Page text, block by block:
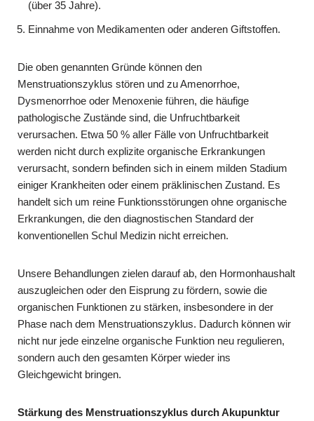
(über 35 Jahre).
Einnahme von Medikamenten oder anderen Giftstoffen.
Die oben genannten Gründe können den
Menstruationszyklus stören und zu Amenorrhoe,
Dysmenorrhoe oder Menoxenie führen, die häufige
pathologische Zustände sind, die Unfruchtbarkeit
verursachen. Etwa 50 % aller Fälle von Unfruchtbarkeit
werden nicht durch explizite organische Erkrankungen
verursacht, sondern befinden sich in einem milden Stadium
einiger Krankheiten oder einem präklinischen Zustand. Es
handelt sich um reine Funktionsstörungen ohne organische
Erkrankungen, die den diagnostischen Standard der
konventionellen Schul Medizin nicht erreichen.
Unsere Behandlungen zielen darauf ab, den Hormonhaushalt
auszugleichen oder den Eisprung zu fördern, sowie die
organischen Funktionen zu stärken, insbesondere in der
Phase nach dem Menstruationszyklus. Dadurch können wir
nicht nur jede einzelne organische Funktion neu regulieren,
sondern auch den gesamten Körper wieder ins
Gleichgewicht bringen.
Stärkung des Menstruationszyklus durch Akupunktur